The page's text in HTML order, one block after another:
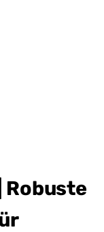
Robuste